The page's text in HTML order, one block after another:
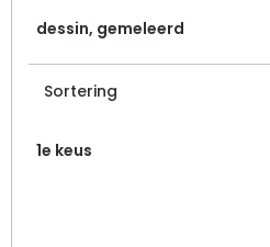
dessin, gemeleerd
Sortering
1e keus